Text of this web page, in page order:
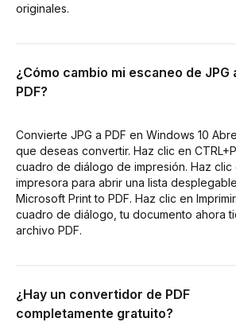
originales.
¿Cómo cambio mi escaneo de JPG
PDF?
Convierte JPG a PDF en Windows 10
que deseas convertir. Haz clic en
cuadro de diálogo de impresión. Haz
impresora para abrir una lista
Microsoft Print to PDF. Haz clic en
cuadro de diálogo, tu documento ahora
archivo PDF.
¿Hay un convertidor de PDF
completamente gratuito?